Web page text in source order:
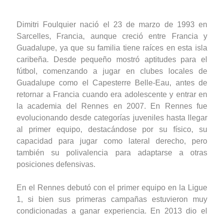
Dimitri Foulquier nació el 23 de marzo de 1993 en
Sarcelles, Francia, aunque creció entre Francia y
Guadalupe, ya que su familia tiene raíces en esta isla
caribeña. Desde pequeño mostró aptitudes para el
fútbol, comenzando a jugar en clubes locales de
Guadalupe como el Capesterre Belle-Eau, antes de
retornar a Francia cuando era adolescente y entrar en
la academia del Rennes en 2007. En Rennes fue
evolucionando desde categorías juveniles hasta llegar
al primer equipo, destacándose por su físico, su
capacidad para jugar como lateral derecho, pero
también su polivalencia para adaptarse a otras
posiciones defensivas.
En el Rennes debutó con el primer equipo en la Ligue
1, si bien sus primeras campañas estuvieron muy
condicionadas a ganar experiencia. En 2013 dio el